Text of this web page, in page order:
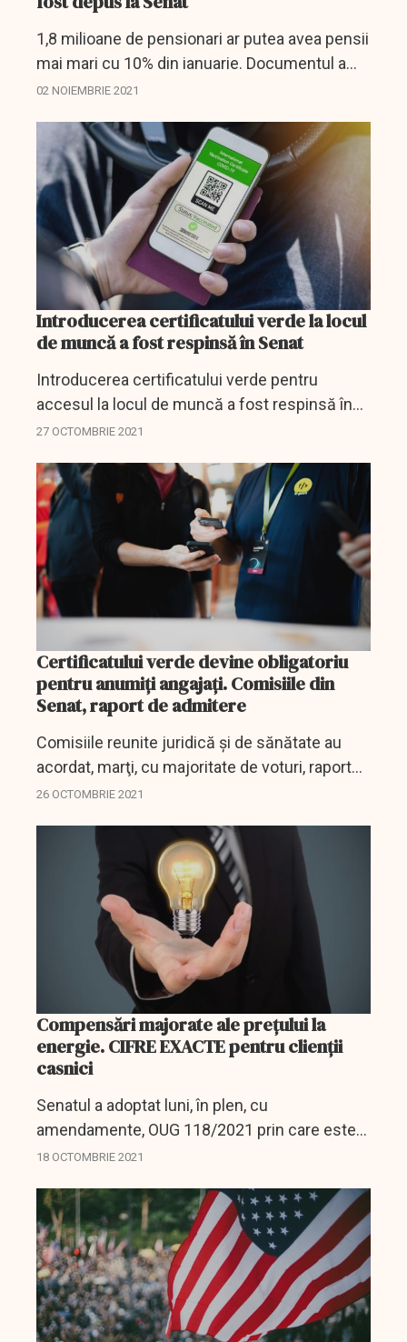
1,8 milioane de pensionari ar putea avea pensii
mai mari cu 10% din ianuarie. Documentul a
fost depus la Senat și prevede modificarea
02 NOIEMBRIE 2021
Introducerea certificatului verde la locul
de muncă a fost respinsă în Senat
Introducerea certificatului verde pentru
accesul la locul de muncă a fost respinsă în
Senat.
27 OCTOMBRIE 2021
Certificatului verde devine obligatoriu
pentru anumiți angajați. Comisiile din
Senat, raport de admitere
Comisiile reunite juridică şi de sănătate au
acordat, marţi, cu majoritate de voturi, raport
de admitere cu amendamente la propunerea
publice şi...
26 OCTOMBRIE 2021
Compensări majorate ale preţului la
energie. CIFRE EXACTE pentru clienții
casnici
Senatul a adoptat luni, în plen, cu
amendamente, OUG 118/2021 prin care este
majorată compensarea preţului la energie
consumatorul casnic, în perioada 1...
18 OCTOMBRIE 2021